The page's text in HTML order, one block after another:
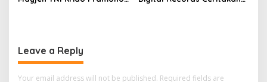
Leave a Reply
Your email address will not be published. Required fields are